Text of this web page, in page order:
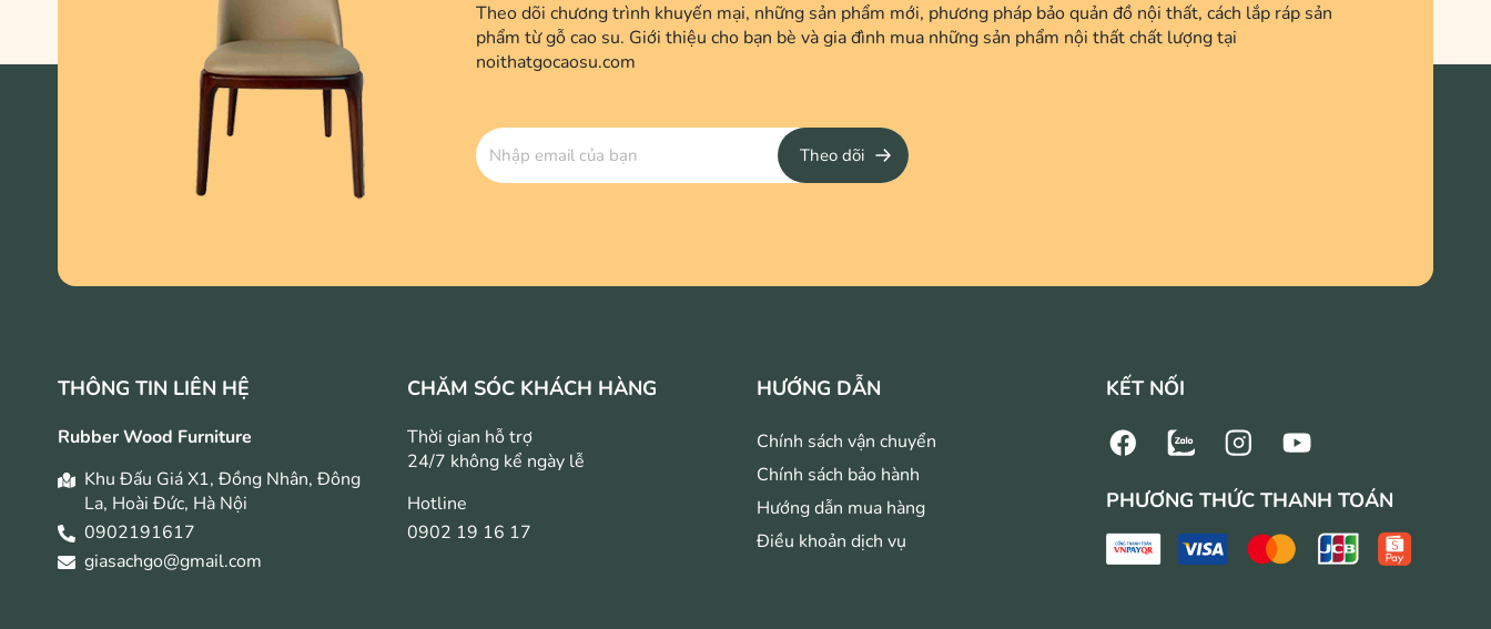
Theo dõi chương trình khuyến mại, những sản phẩm mới, phương pháp bảo quản đồ nội thất, cách lắp ráp sản
phẩm từ gỗ cao su. Giới thiệu cho bạn bè và gia đình mua những sản phẩm nội thất chất lượng tại
noithatgocaosu.com
Theo dõi
THÔNG TIN LIÊN HỆ
Rubber Wood Furniture
Khu Đấu Giá X1, Đồng Nhân, Đông
La, Hoài Đức, Hà Nội
0902191617
giasachgo@gmail.com
CHĂM SÓC KHÁCH HÀNG
Thời gian hỗ trợ
24/7 không kể ngày lễ
Hotline
0902 19 16 17
HƯỚNG DẪN
Chính sách vận chuyển
Chính sách bảo hành
Hướng dẫn mua hàng
Điều khoản dịch vụ
KẾT NỐI
PHƯƠNG THỨC THANH TOÁN